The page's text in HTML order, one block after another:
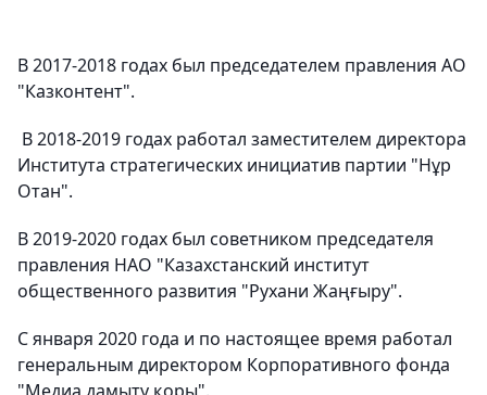
В 2017-2018 годах был председателем правления АО
"Казконтент".
В 2018-2019 годах работал заместителем директора
Института стратегических инициатив партии "Нұр
Отан".
В 2019-2020 годах был советником председателя
правления НАО "Казахстанский институт
общественного развития "Рухани Жаңғыру".
С января 2020 года и по настоящее время работал
генеральным директором Корпоративного фонда